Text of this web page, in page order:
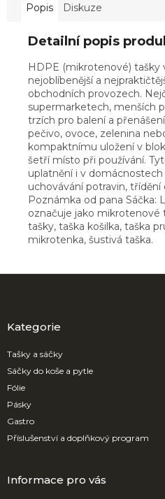
Popis Diskuze
Detailní popis
HDPE (mikrotenové) tašky
nejoblíbenější a
obchodních provozech.
supermarketech, menších
trzích pro balení a
pečivo, ovoce, zelenina
kompaktnímu uložení v
šetří místo při používání.
uplatnění i v domácnostech
uchovávání potravin,
Poznámka od pana
označuje jako mikrotenové
tašky, taška košilka, taška
mikrotenka, šustivá taška.
aKategorie
Tašky a sáčky
Sáčky do koše a pytle
Fólie
Pásky
Gastro
Příslušenství a doplňkový program
Informace pro vás